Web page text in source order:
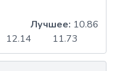
12.14 11.73
Лучшее: 10.86